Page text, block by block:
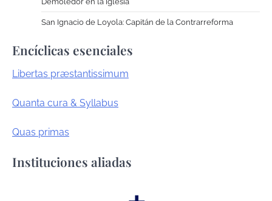
San Ignacio de Loyola: Capitán de la Contrarreforma
Encíclicas esenciales
Libertas præstantissimum
Quanta cura & Syllabus
Quas primas
Instituciones aliadas